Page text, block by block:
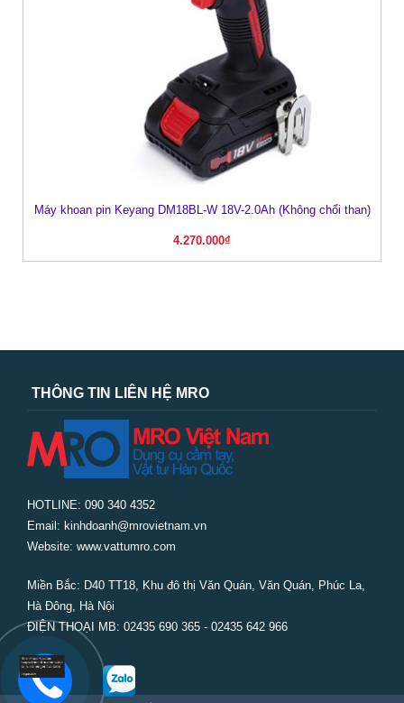
Máy khoan pin Keyang DM18BL-W 18V-2.0Ah (Không chổi than)
4.270.000₫
THÔNG TIN LIÊN HỆ MRO
HOTLINE: 090 340 4352
Email: kinhdoanh@mrovietnam.vn
Website: www.vattumro.com
Miền Bắc: D40 TT18, Khu đô thị Văn Quán, Văn Quán, Phúc La,
Hà Đông, Hà Nội
ĐIỆN THOẠI MB: 02435 690 365 - 02435 642 966